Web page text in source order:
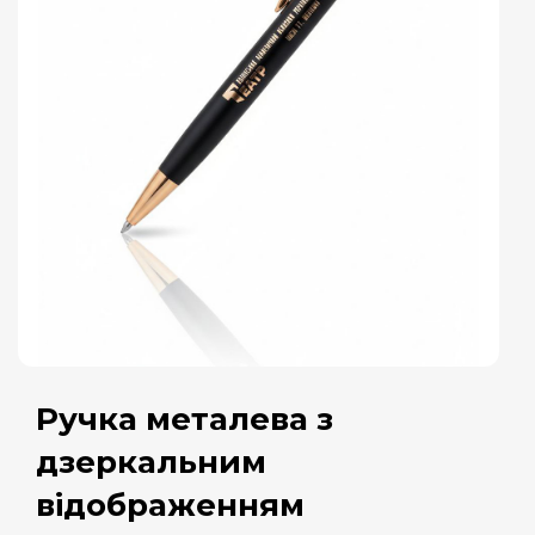
Ручка металева з
дзеркальним
відображенням